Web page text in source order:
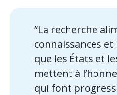
“La recherche
connaissances
que les États et
mettent à
qui font